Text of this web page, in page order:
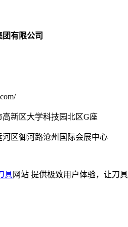
有限公司
新区大学科技园北区G座
区御河路沧州国际会展中心
具网站 提供极致用户体验，让刀具